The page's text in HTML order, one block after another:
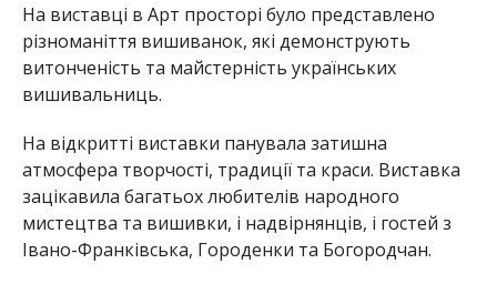
На виставці в Арт просторі було представлено
різноманіття вишиванок, які демонструють
витонченість та майстерність українських
вишивальниць.
На відкритті виставки панувала затишна
атмосфера творчості, традиції та краси. Виставка
зацікавила багатьох любителів народного
мистецтва та вишивки, і надвірнянців, і гостей з
Івано-Франківська, Городенки та Богородчан.